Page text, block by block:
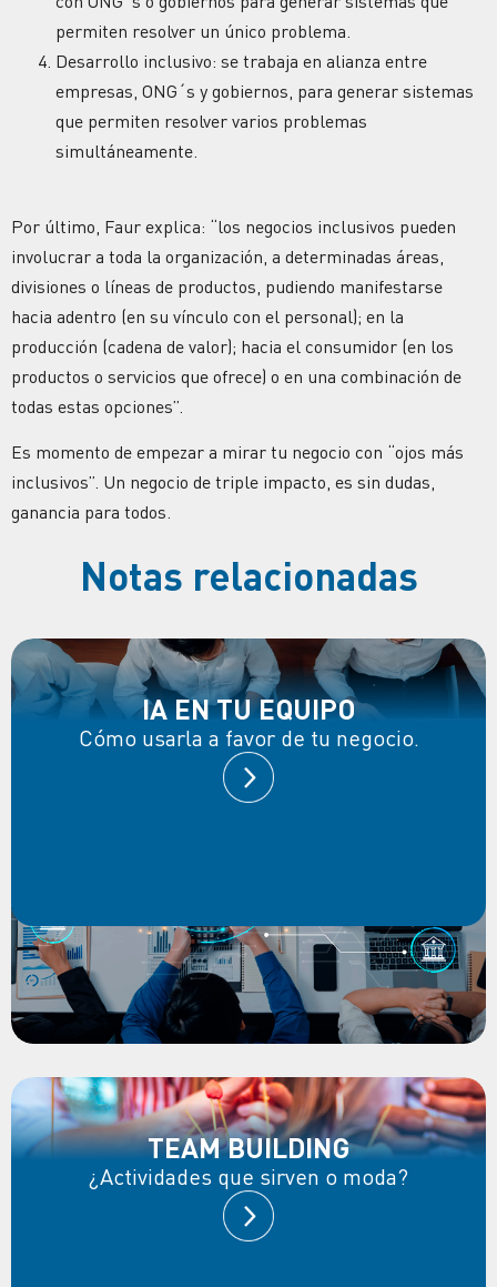
permiten resolver un único problema.
Desarrollo inclusivo: se trabaja en alianza entre
empresas, ONG´s y gobiernos, para generar sistemas
que permiten resolver varios problemas
simultáneamente.
Por último, Faur explica: “los negocios inclusivos pueden
involucrar a toda la organización, a determinadas áreas,
divisiones o líneas de productos, pudiendo manifestarse
hacia adentro (en su vínculo con el personal); en la
producción (cadena de valor); hacia el consumidor (en los
productos o servicios que ofrece) o en una combinación de
todas estas opciones”.
Es momento de empezar a mirar tu negocio con “ojos más
inclusivos”. Un negocio de triple impacto, es sin dudas,
ganancia para todos.
Notas relacionadas
IA EN TU EQUIPO
Cómo usarla a favor de tu negocio.
TEAM BUILDING
¿Actividades que sirven o moda?